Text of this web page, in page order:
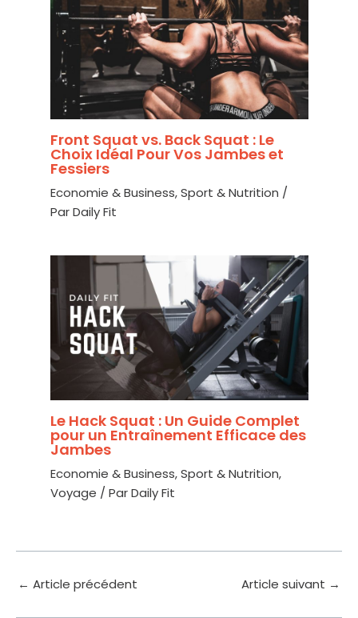
Front Squat vs. Back Squat : Le
Choix Idéal Pour Vos Jambes et
Fessiers
Economie & Business,Sport & Nutrition /
ParDaily Fit
Le Hack Squat : Un Guide Complet
pour un Entraînement Efficace des
Jambes
Economie & Business,Sport & Nutrition,
Voyage / ParDaily Fit
← Article précédent Article suivant →